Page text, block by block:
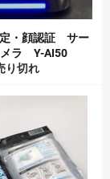
・顔認証 サー
メラ Y-AI50
り切れ